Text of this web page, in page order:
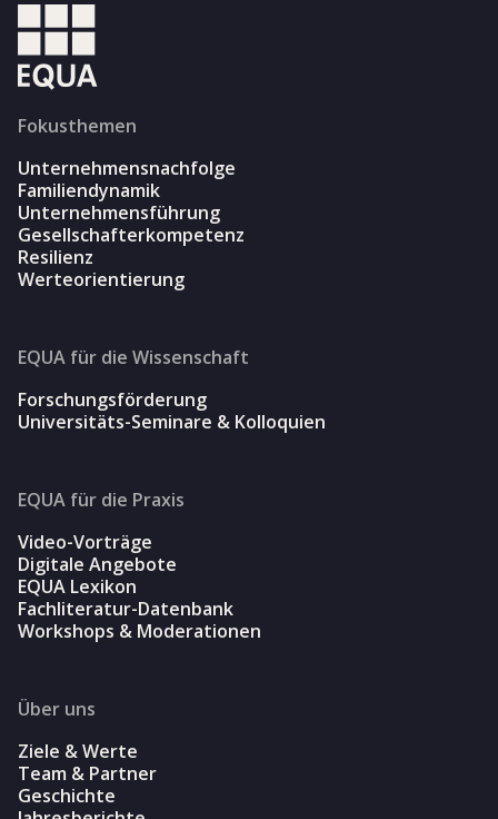
Fokusthemen
Unternehmensnachfolge
Familiendynamik
Unternehmensführung
Gesellschafterkompetenz
Resilienz
Werteorientierung
EQUA für die Wissenschaft
Forschungsförderung
Universitäts-Seminare & Kolloquien
EQUA für die Praxis
Video-Vorträge
Digitale Angebote
EQUA Lexikon
Fachliteratur-Datenbank
Workshops & Moderationen
Über uns
Ziele & Werte
Team & Partner
Geschichte